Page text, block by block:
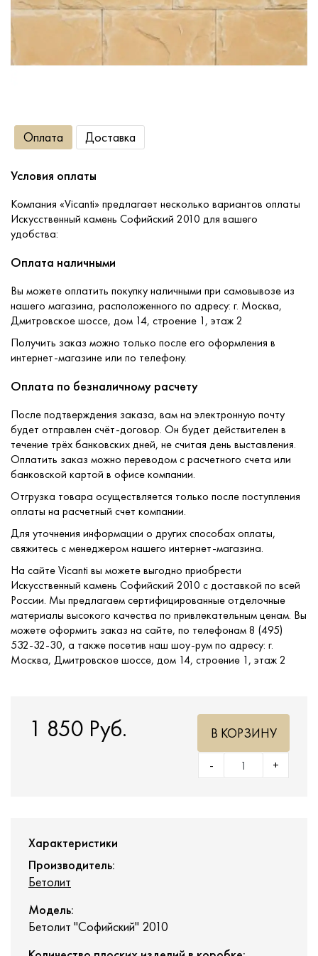
Сопутствующие товары
Услуги
Портфолио
Доставка
Оплата Доставка
Условия оплаты
Компания «Vicanti» предлагает несколько вариантов оплаты
Искусственный камень Софийский 2010 для вашего
удобства:
Оплата наличными
Вы можете оплатить покупку наличными при самовывозе из
нашего магазина, расположенного по адресу: г. Москва,
Дмитровское шоссе, дом 14, строение 1, этаж 2
Получить заказ можно только после его оформления в
интернет-магазине или по телефону.
Оплата по безналичному расчету
После подтверждения заказа, вам на электронную почту
будет отправлен счёт-договор. Он будет действителен в
течение трёх банковских дней, не считая день выставления.
Оплатить заказ можно переводом с расчетного счета или
банковской картой в офисе компании.
Отгрузка товара осуществляется только после поступления
оплаты на расчетный счет компании.
Для уточнения информации о других способах оплаты,
свяжитесь с менеджером нашего интернет-магазина.
На сайте Vicanti вы можете выгодно приобрести
Искусственный камень Софийский 2010 с доставкой по всей
России. Мы предлагаем сертифицированные отделочные
материалы высокого качества по привлекательным ценам. Вы
можете оформить заказ на сайте, по телефонам 8 (495)
532-32-30, а также посетив наш шоу-рум по адресу: г.
Москва, Дмитровское шоссе, дом 14, строение 1, этаж 2
1 850 Руб.
+
-
В КОРЗИНУ
Характеристики
Производитель:
Бетолит
Модель:
Бетолит "Софийский" 2010